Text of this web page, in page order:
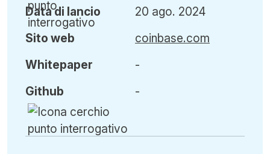
Data di lancio
Sito web
Whitepaper
Github
20 ago. 2024
coinbase.com
-
-